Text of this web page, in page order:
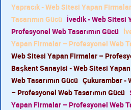
Yapracık - Web Sitesi Yapan
Tasarımın Gücü İvedik - Web Sitesi
Profesyonel Web Tasarımın Gücü
Yapan Firmalar – Profesyonel Web
Web Sitesi Yapan Firmalar –
Başkent Sanayisi - Web Sitesi
Web Tasarımın Gücü Çukurambar -
– Profesyonel Web Tasarımın Gücü
Yapan Firmalar – Profesyonel Web